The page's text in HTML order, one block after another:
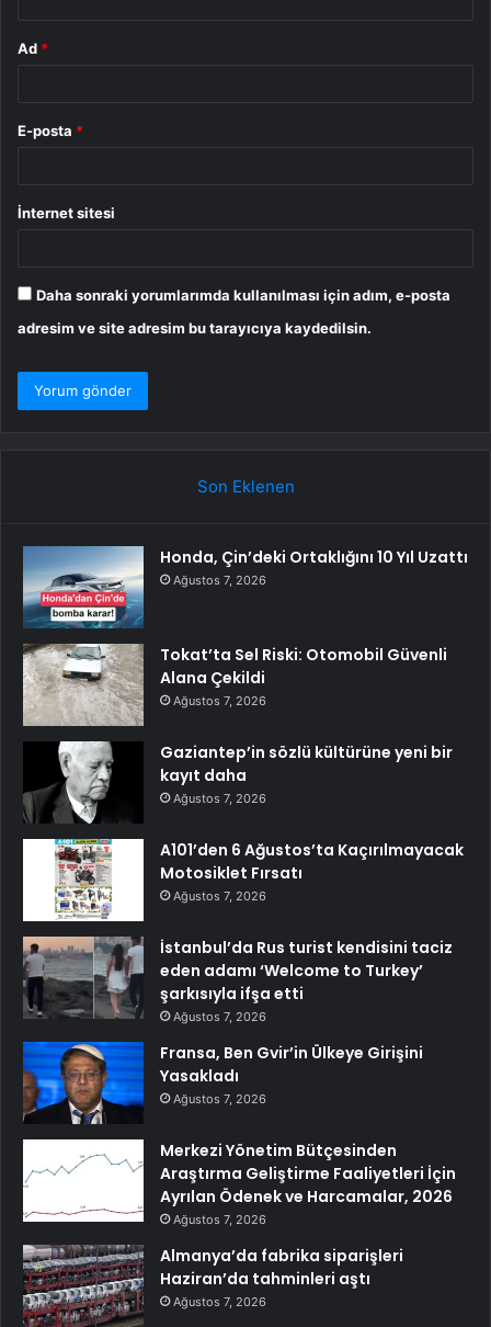
Ad *
E-posta *
İnternet sitesi
Daha sonraki yorumlarımda kullanılması için adım, e-posta
adresim ve site adresim bu tarayıcıya kaydedilsin.
Son Eklenen
Honda, Çin’deki Ortaklığını 10 Yıl Uzattı
Ağustos 7, 2026
Tokat’ta Sel Riski: Otomobil Güvenli
Alana Çekildi
Ağustos 7, 2026
Gaziantep’in sözlü kültürüne yeni bir
kayıt daha
Ağustos 7, 2026
A101’den 6 Ağustos’ta Kaçırılmayacak
Motosiklet Fırsatı
Ağustos 7, 2026
İstanbul’da Rus turist kendisini taciz
eden adamı ‘Welcome to Turkey’
şarkısıyla ifşa etti
Ağustos 7, 2026
Fransa, Ben Gvir’in Ülkeye Girişini
Yasakladı
Ağustos 7, 2026
Merkezi Yönetim Bütçesinden
Araştırma Geliştirme Faaliyetleri İçin
Ayrılan Ödenek ve Harcamalar, 2026
Ağustos 7, 2026
Almanya’da fabrika siparişleri
Haziran’da tahminleri aştı
Ağustos 7, 2026